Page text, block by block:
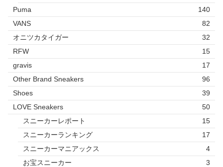
Puma
140
VANS
82
オニツカタイガー
32
RFW
15
gravis
17
Other Brand Sneakers
96
Shoes
39
LOVE Sneakers
50
スニーカーレポート
15
スニーカーランキング
17
スニーカーマニアックス
4
お宝スニーカー
3